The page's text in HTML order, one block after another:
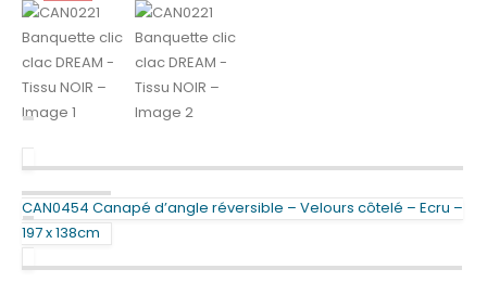
CAN0454 Canapé d’angle réversible – Velours côtelé – Ecru –
197 x 138cm